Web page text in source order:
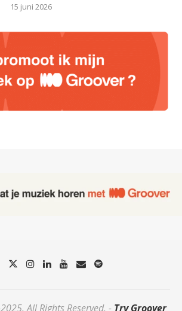
15 juni 2026
All Rights Reserved. - Try Groover